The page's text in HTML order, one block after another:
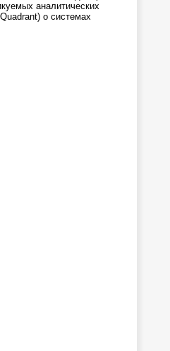
аналитических
о системах